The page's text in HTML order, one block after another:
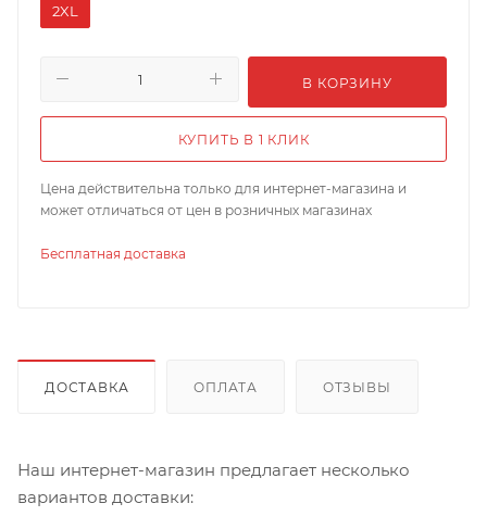
2XL
В КОРЗИНУ
КУПИТЬ В 1 КЛИК
Цена действительна только для интернет-магазина и
может отличаться от цен в розничных магазинах
Бесплатная доставка
ДОСТАВКА ОПЛАТА ОТЗЫВЫ
Наш интернет-магазин предлагает несколько
вариантов доставки: